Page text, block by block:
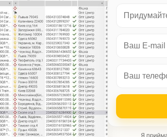
Я